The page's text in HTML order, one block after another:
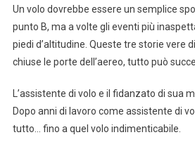
Un volo dovrebbe essere un semplice
punto B, ma a volte gli eventi più
piedi d’altitudine. Queste tre storie vere
chiuse le porte dell’aereo, tutto può
L’assistente di volo e il fidanzato di sua
Dopo anni di lavoro come assistente di
tutto… fino a quel volo indimenticabile.